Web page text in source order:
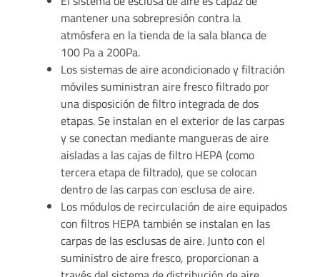
mantener una sobrepresión contra la
atmósfera en la tienda de la sala blanca de
100 Pa a 200Pa.
Los sistemas de aire acondicionado y filtración
móviles suministran aire fresco filtrado por
una disposición de filtro integrada de dos
etapas. Se instalan en el exterior de las carpas
y se conectan mediante mangueras de aire
aisladas a las cajas de filtro HEPA (como
tercera etapa de filtrado), que se colocan
dentro de las carpas con esclusa de aire.
Los módulos de recirculación de aire equipados
con filtros HEPA también se instalan en las
carpas de las esclusas de aire. Junto con el
suministro de aire fresco, proporcionan a